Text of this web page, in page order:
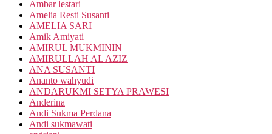
Ambar lestari
Amelia Resti Susanti
AMELIA SARI
Amik Amiyati
AMIRUL MUKMININ
AMIRULLAH AL AZIZ
ANA SUSANTI
Ananto wahyudi
ANDARUKMI SETYA PRAWESI
Anderina
Andi Sukma Perdana
Andi sukmawati